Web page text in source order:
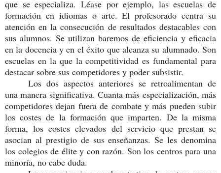
que se especializa. Léase por ejemplo, las escuelas de
formación en idiomas o arte. El profesorado centra su
atención en la consecución de resultados destacables con
sus alumnos. Se utilizan baremos de eficiencia y eficacia
en la docencia y en el éxito que alcanza su alumnado. Son
escuelas en la que la competitividad es fundamental para
destacar sobre sus competidores y poder subsistir.
Los dos aspectos anteriores se retroalimentan de
una manera significativa. Cuanta más especialización, más
competidores dejan fuera de combate y más pueden subir
los costes de la formación que imparten. De la misma
forma, los costes elevados del servicio que prestan se
asocian al prestigio de sus enseñanzas. Se les denomina
los colegios de élite y con razón. Son los centros para una
minoría, no cabe duda.